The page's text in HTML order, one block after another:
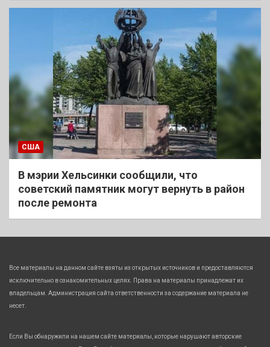
США
В мэрии Хельсинки сообщили, что
советский памятник могут вернуть в район
после ремонта
Все материалы на данном сайте взяты из открытых источников и предоставляются
исключительно в ознакомительных целях. Права на материалы принадлежат их
владельцам. Администрация сайта ответственности за содержание материала не
несет.
Если Вы обнаружили на нашем сайте материалы, которые нарушают авторские